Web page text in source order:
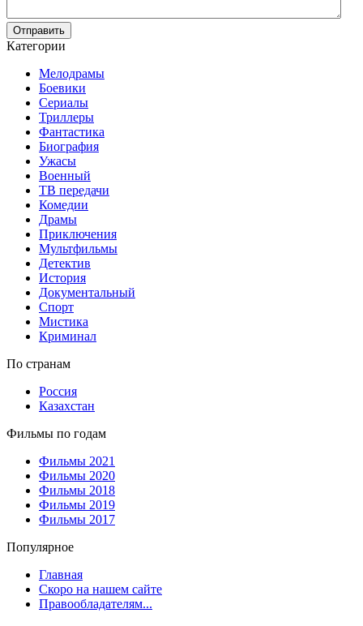
Отправить
Категории
Мелодрамы
Боевики
Сериалы
Триллеры
Фантастика
Биография
Ужасы
Военный
ТВ передачи
Комедии
Драмы
Приключения
Мультфильмы
Детектив
История
Документальный
Спорт
Мистика
Криминал
По странам
Россия
Казахстан
Фильмы по годам
Фильмы 2021
Фильмы 2020
Фильмы 2018
Фильмы 2019
Фильмы 2017
Популярное
Главная
Скоро на нашем сайте
Правообладателям...